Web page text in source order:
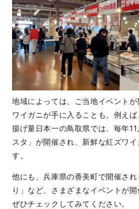
地域によっては、ご当地イベント
ワイガニが手に入ることも。例え
揚げ量日本一の鳥取県では、毎年
スタ」が開催され、新鮮な紅ズワ
す。
他にも、兵庫県の香美町で開催さ
り」など、さまざまなイベントが開
ぜひチェックしてみてください。